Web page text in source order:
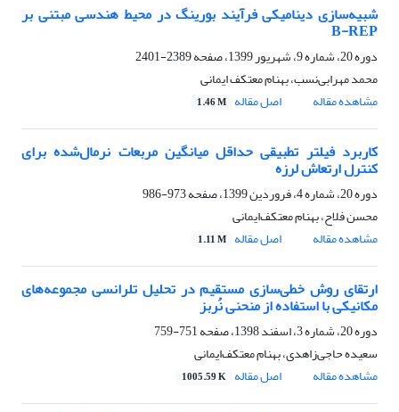
شبیه‌سازی دینامیکی فرآیند بورینگ در محیط هندسی مبتنی بر
B-REP
دوره 20، شماره 9، شهریور 1399، صفحه
2389-2401
محمد مهرابی‌نسب، بهنام معتکف ایمانی
مشاهده مقاله
اصل مقاله 1.46 M
کاربرد فیلتر تطبیقی حداقل میانگین مربعات نرمال‌شده برای
کنترل ارتعاش لرزه
دوره 20، شماره 4، فروردین 1399، صفحه
973-986
محسن فلاح، بهنام معتکف‌ایمانی
مشاهده مقاله
اصل مقاله 1.11 M
ارتقای روش خطی‌سازی مستقیم در تحلیل تلرانسی مجموعه‌های
مکانیکی با استفاده از منحنی نُربز
دوره 20، شماره 3، اسفند 1398، صفحه
751-759
سعیده حاجی‌زاهدی، بهنام معتکف‌ایمانی
مشاهده مقاله
اصل مقاله 1005.59 K